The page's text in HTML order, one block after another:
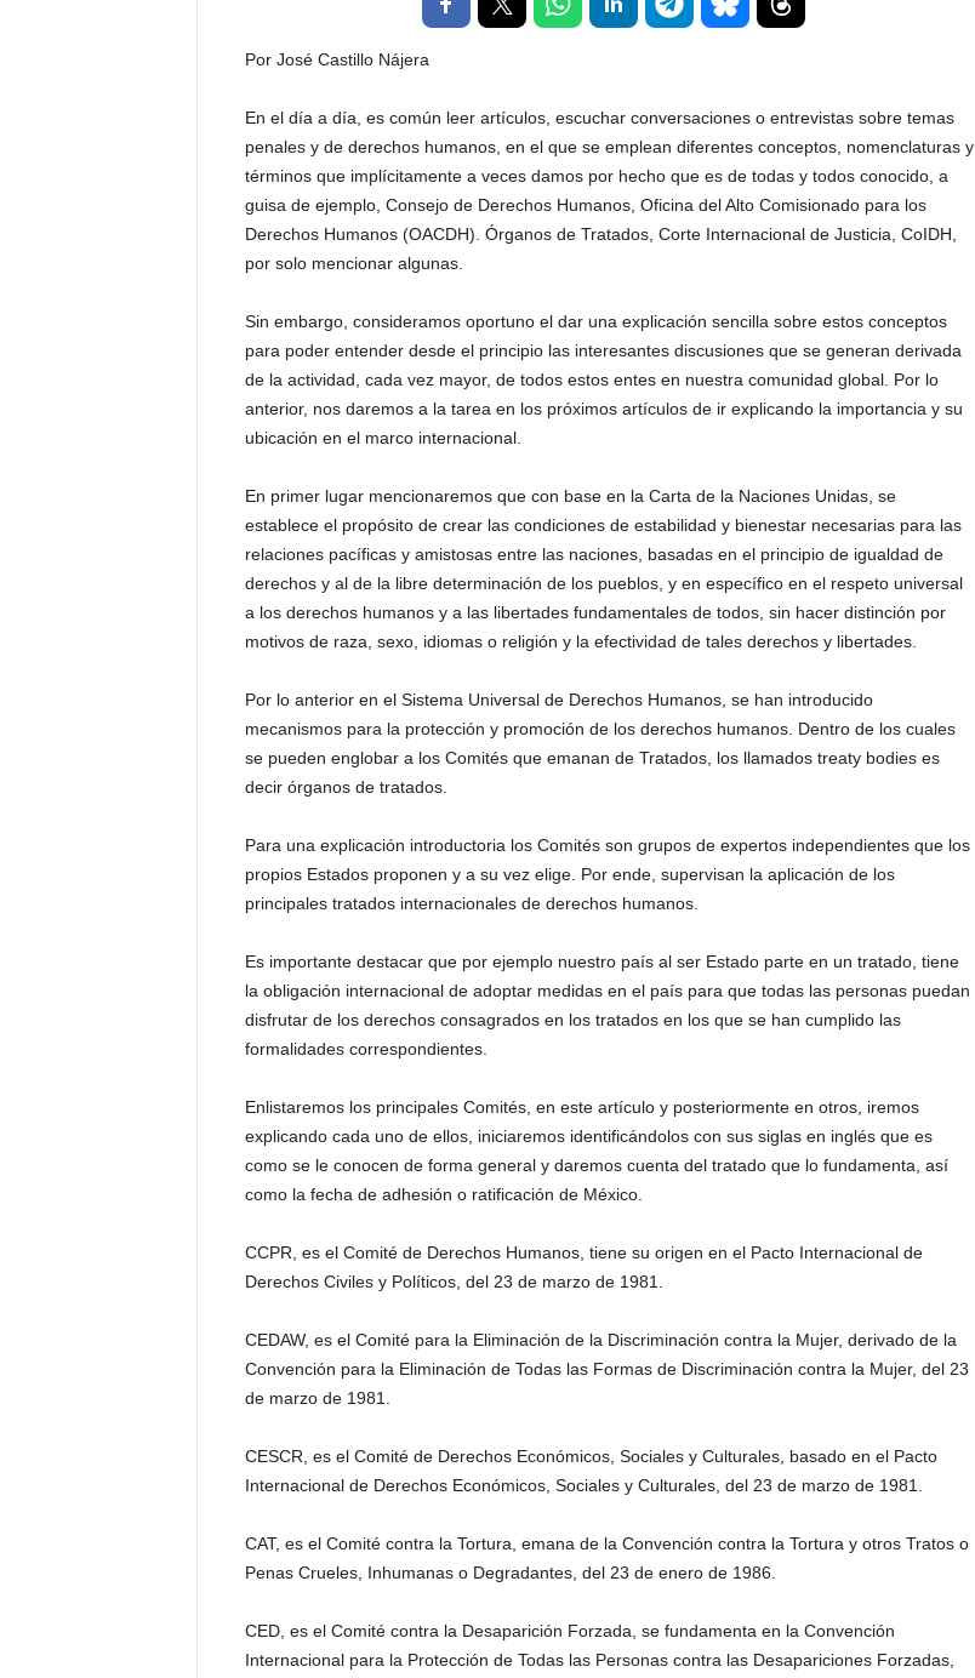
Por José Castillo Nájera
En el día a día, es común leer artículos, escuchar conversaciones o entrevistas sobre temas
penales y de derechos humanos, en el que se emplean diferentes conceptos, nomenclaturas y
términos que implícitamente a veces damos por hecho que es de todas y todos conocido, a
guisa de ejemplo, Consejo de Derechos Humanos, Oficina del Alto Comisionado para los
Derechos Humanos (OACDH). Órganos de Tratados, Corte Internacional de Justicia, CoIDH,
por solo mencionar algunas.
Sin embargo, consideramos oportuno el dar una explicación sencilla sobre estos conceptos
para poder entender desde el principio las interesantes discusiones que se generan derivada
de la actividad, cada vez mayor, de todos estos entes en nuestra comunidad global. Por lo
anterior, nos daremos a la tarea en los próximos artículos de ir explicando la importancia y su
ubicación en el marco internacional.
En primer lugar mencionaremos que con base en la Carta de la Naciones Unidas, se
establece el propósito de crear las condiciones de estabilidad y bienestar necesarias para las
relaciones pacíficas y amistosas entre las naciones, basadas en el principio de igualdad de
derechos y al de la libre determinación de los pueblos, y en específico en el respeto universal
a los derechos humanos y a las libertades fundamentales de todos, sin hacer distinción por
motivos de raza, sexo, idiomas o religión y la efectividad de tales derechos y libertades.
Por lo anterior en el Sistema Universal de Derechos Humanos, se han introducido
mecanismos para la protección y promoción de los derechos humanos. Dentro de los cuales
se pueden englobar a los Comités que emanan de Tratados, los llamados treaty bodies es
decir órganos de tratados.
Para una explicación introductoria los Comités son grupos de expertos independientes que los
propios Estados proponen y a su vez elige. Por ende, supervisan la aplicación de los
principales tratados internacionales de derechos humanos.
Es importante destacar que por ejemplo nuestro país al ser Estado parte en un tratado, tiene
la obligación internacional de adoptar medidas en el país para que todas las personas puedan
disfrutar de los derechos consagrados en los tratados en los que se han cumplido las
formalidades correspondientes.
Enlistaremos los principales Comités, en este artículo y posteriormente en otros, iremos
explicando cada uno de ellos, iniciaremos identificándolos con sus siglas en inglés que es
como se le conocen de forma general y daremos cuenta del tratado que lo fundamenta, así
como la fecha de adhesión o ratificación de México.
CCPR, es el Comité de Derechos Humanos, tiene su origen en el Pacto Internacional de
Derechos Civiles y Políticos, del 23 de marzo de 1981.
CEDAW, es el Comité para la Eliminación de la Discriminación contra la Mujer, derivado de la
Convención para la Eliminación de Todas las Formas de Discriminación contra la Mujer, del 23
de marzo de 1981.
CESCR, es el Comité de Derechos Económicos, Sociales y Culturales, basado en el Pacto
Internacional de Derechos Económicos, Sociales y Culturales, del 23 de marzo de 1981.
CAT, es el Comité contra la Tortura, emana de la Convención contra la Tortura y otros Tratos o
Penas Crueles, Inhumanas o Degradantes, del 23 de enero de 1986.
CED, es el Comité contra la Desaparición Forzada, se fundamenta en la Convención
Internacional para la Protección de Todas las Personas contra las Desapariciones Forzadas,